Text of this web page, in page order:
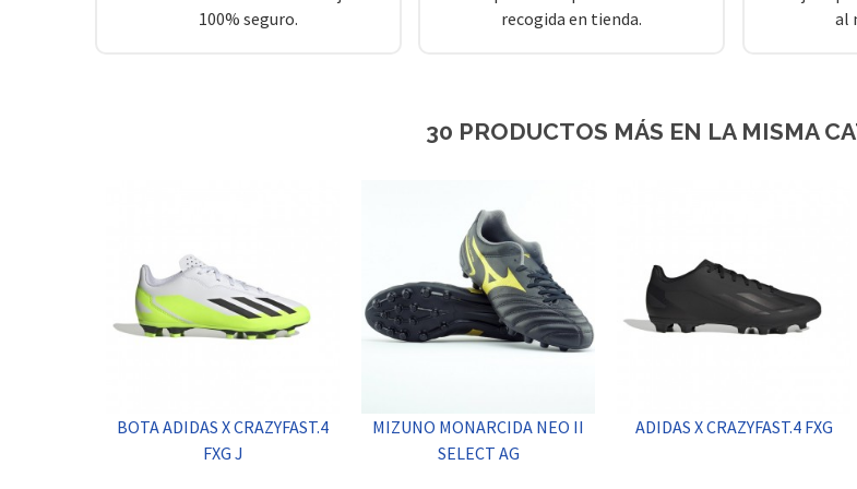
100% seguro.
recogida en tienda.
al
30 PRODUCTOS MÁS EN LA MISMA
BOTA ADIDAS X CRAZYFAST.4
FXG J
MIZUNO MONARCIDA NEO II
SELECT AG
ADIDAS X CRAZYFAST.4 FXG